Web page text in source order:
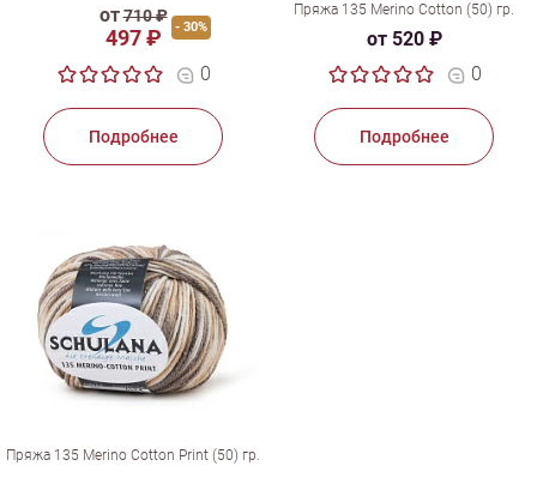
от710 ₽
497 ₽ - 30%
0
Подробнее
Пряжа 135 Merino Cotton (50) гр.
от 520 ₽
0
Подробнее
Пряжа 135 Merino Cotton Print (50) гр.